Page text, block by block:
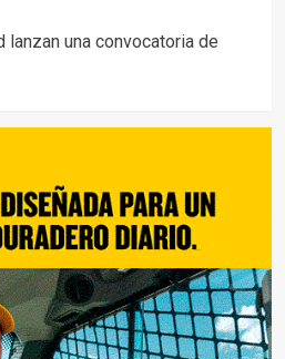
lanzan una convocatoria de